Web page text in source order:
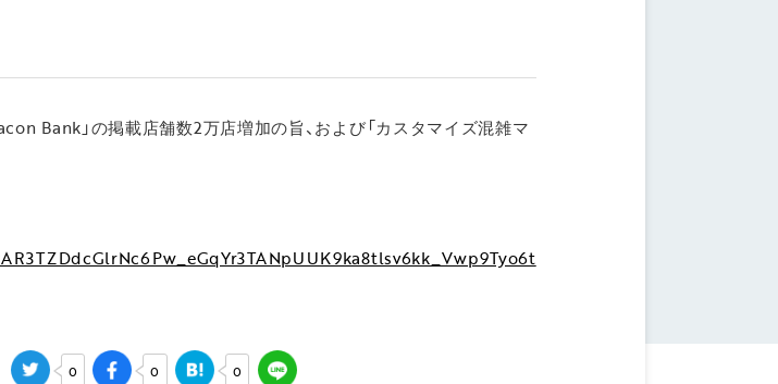
Bank」の掲載店舗数2万店増加の旨、および「カスタマイズ混雑マ
0 0 0